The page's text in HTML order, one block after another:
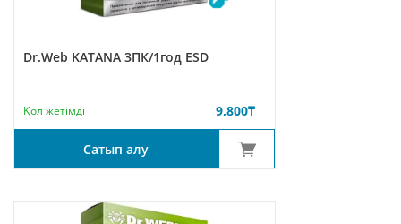
Dr.Web KATANA 3ПК/1год ESD
Қол жетімді 9,800₸
Сатып алу